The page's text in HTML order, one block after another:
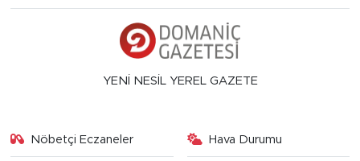
YENİ NESİL YEREL GAZETE
Nöbetçi Eczaneler Hava Durumu